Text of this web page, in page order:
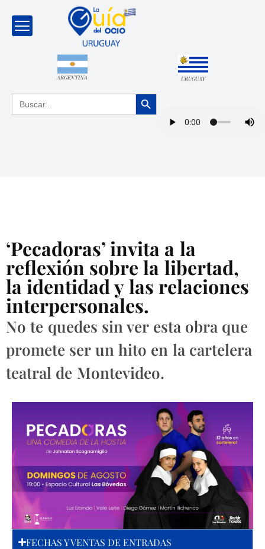
ARGENTINA URUGUAY
Buscar: Botón de búsqueda
‘Pecadoras’ invita a la
reflexión sobre la libertad,
la identidad y las relaciones
interpersonales.
No te quedes sin ver esta obra que
promete ser un hito en la cartelera
teatral de Montevideo.
FECHAS Y VENTAS DE ENTRADAS